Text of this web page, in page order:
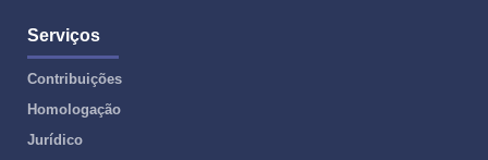
Serviços
Contribuições
Homologação
Jurídico